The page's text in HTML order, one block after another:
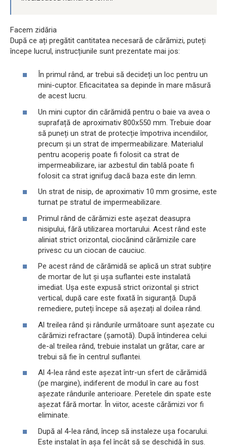
Facem zidăria
După ce ați pregătit cantitatea necesară de cărămizi, puteți
începe lucrul, instrucțiunile sunt prezentate mai jos:
În primul rând, ar trebui să decideți un loc pentru un
mini-cuptor. Eficacitatea sa depinde în mare măsură
de acest lucru.
Un mini cuptor din cărămidă pentru o baie va avea o
suprafață de aproximativ 800x550 mm. Trebuie doar
să puneți un strat de protecție împotriva incendiilor,
precum și un strat de impermeabilizare. Materialul
pentru acoperiș poate fi folosit ca strat de
impermeabilizare, iar azbestul din tablă poate fi
folosit ca strat ignifug dacă baza este din lemn.
Un strat de nisip, de aproximativ 10 mm grosime, este
turnat pe stratul de impermeabilizare.
Primul rând de cărămizi este așezat deasupra
nisipului, fără utilizarea mortarului. Acest rând este
aliniat strict orizontal, ciocănind cărămizile care
privesc cu un ciocan de cauciuc.
Pe acest rând de cărămidă se aplică un strat subțire
de mortar de lut și ușa suflantei este instalată
imediat. Ușa este expusă strict orizontal și strict
vertical, după care este fixată în siguranță. După
remediere, puteți începe să așezați al doilea rând.
Al treilea rând și rândurile următoare sunt așezate cu
cărămizi refractare (șamotă). După întinderea celui
de-al treilea rând, trebuie instalat un grătar, care ar
trebui să fie în centrul suflantei.
Al 4-lea rând este așezat într-un sfert de cărămidă
(pe margine), indiferent de modul în care au fost
așezate rândurile anterioare. Peretele din spate este
așezat fără mortar. În viitor, aceste cărămizi vor fi
eliminate.
După al 4-lea rând, încep să instaleze ușa focarului.
Este instalat în așa fel încât să se deschidă în sus.